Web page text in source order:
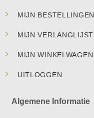
MIJN BESTELLINGEN
MIJN VERLANGLIJST
MIJN WINKELWAGEN
UITLOGGEN
Algemene Informatie